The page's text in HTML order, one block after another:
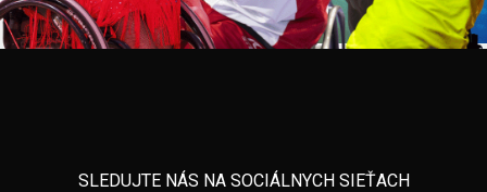
SLEDUJTE NÁS NA SOCIÁLNYCH SIEŤACH